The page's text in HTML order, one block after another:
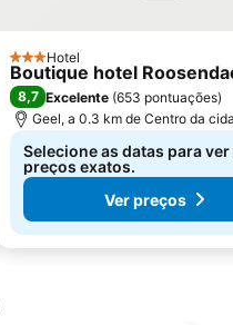
3 Estrelas
Hotel
Boutique hotel
8,7 Excelente (653 pontuações)
Geel, a 0.3 km de Centro da
Selecione as datas para ver
preços exatos.
Ver preços